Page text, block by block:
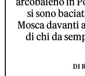
si sono
Mosca davanti
di chi da
DI